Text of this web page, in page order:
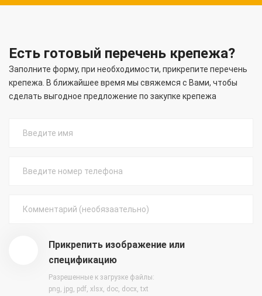
Есть готовый перечень крепежа?
Заполните форму, при необходимости, прикрепите перечень
крепежа. В ближайшее время мы свяжемся с Вами, чтобы
сделать выгодное предложение по закупке крепежа
Прикрепить изображение или
спецификацию
Разрешенные к загрузке файлы:
png, jpg, pdf, xlsx, doc, docx, txt